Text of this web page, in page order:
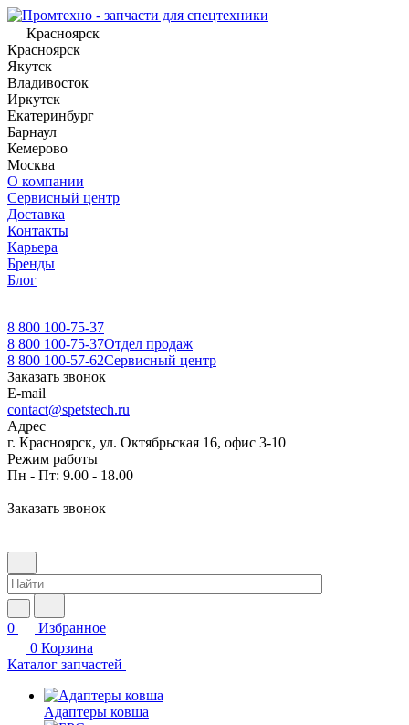
Красноярск
Красноярск
Якутск
Владивосток
Иркутск
Екатеринбург
Барнаул
Кемерово
Москва
О компании
Сервисный центр
Доставка
Контакты
Карьера
Бренды
Блог
8 800 100-75-37
8 800 100-75-37Отдел продаж
8 800 100-57-62Сервисный центр
Заказать звонок
E-mail
contact@spetstech.ru
Адрес
г. Красноярск, ул. Октябрьская 16, офис 3-10
Режим работы
Пн - Пт: 9.00 - 18.00
Заказать звонок
0
Избранное
0 Корзина
Каталог запчастей
Адаптеры ковша